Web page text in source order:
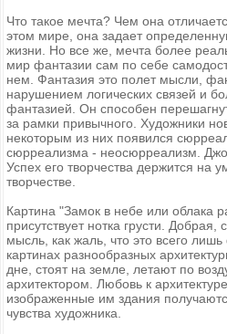
Что такое мечта? Чем она
этом мире, она задает
жизни. Но все же, мечта более
мир фантазии сам по себе
нем. Фантазия это полет мысли,
нарушением логических связей и
фантазией. Он способен
за рамки привычного. Художники
некоторым из них появился
сюрреализма - неосюрреализм.
Успех его творчества держится на
творчестве.
Картина "Замок в небе или облака
присутствует нотка грусти.
мысль, как жаль, что это всего
картинах разнообразных
дне, стоят на земле, летают по
архитектором. Любовь к
изображенные им здания
чувства художника.